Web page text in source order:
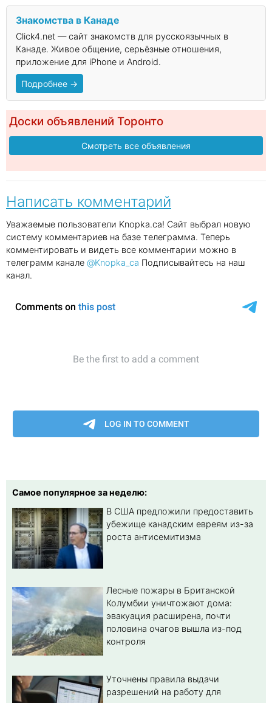
Знакомства в Канаде
Click4.net — сайт знакомств для русскоязычных в
Канаде. Живое общение, серьёзные отношения,
приложение для iPhone и Android.
Подробнее →
Доски объявлений Торонто
Смотреть все объявления
Написать комментарий
Уважаемые пользователи Knopka.ca! Сайт выбрал новую
систему комментариев на базе телеграмма. Теперь
комментировать и видеть все комментарии можно в
телеграмм канале @Knopka_ca Подписывайтесь на наш
канал.
Самое популярное за неделю:
В США предложили предоставить
убежище канадским евреям из-за
роста антисемитизма
Лесные пожары в Британской
Колумбии уничтожают дома:
эвакуация расширена, почти
половина очагов вышла из-под
контроля
Уточнены правила выдачи
разрешений на работу для